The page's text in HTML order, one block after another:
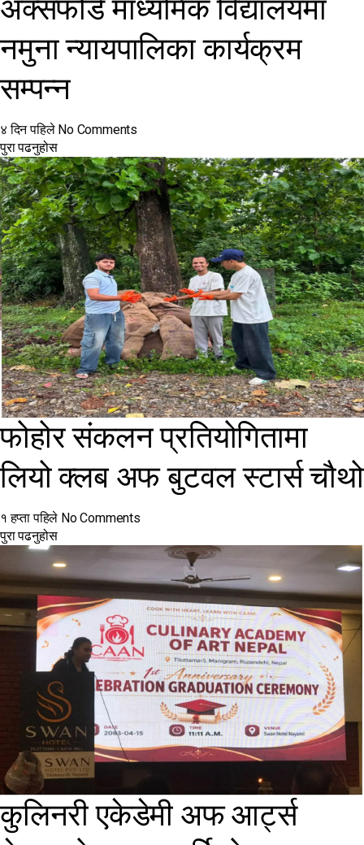
अक्सफोर्ड माध्यमिक विद्यालयमा
नमुना न्यायपालिका कार्यक्रम
सम्पन्न
४ दिन पहिले No Comments
पुरा पढनुहोस
फोहोर संकलन प्रतियोगितामा
लियो क्लब अफ बुटवल स्टार्स चौथो
१ हप्ता पहिले No Comments
पुरा पढनुहोस
कुलिनरी एकेडेमी अफ आर्ट्स